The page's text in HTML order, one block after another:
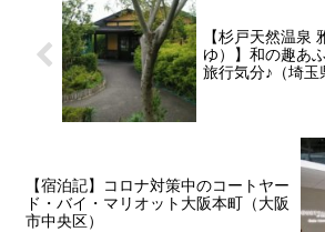
【杉戸天然温泉
ゆ）】和の趣あ
旅行気分♪（埼玉
【宿泊記】コロナ対策中のコートヤー
ド・バイ・マリオット大阪本町（大阪
市中央区）